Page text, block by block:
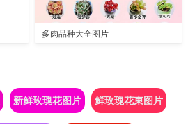
多肉品种大全图片
新鲜玫瑰花图片 鲜玫瑰花束图片